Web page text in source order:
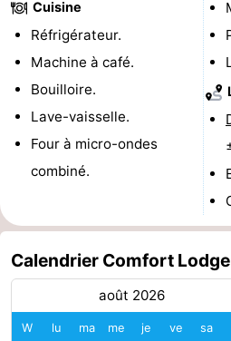
Forum
Route
Stationnement
Occidentale
Cuisine
Réfrigérateur.
Machine à café.
Bouilloire.
Lave-vaisselle.
Four à micro-ondes
combiné.
Calendrier Comfort
août 2026
W lu ma me je ve sa